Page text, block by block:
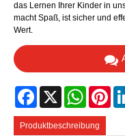
das Lernen Ihrer Kinder in
macht Spaß, ist sicher und
Wert.
Facebook
X WhatsApp
Produktbeschreibung